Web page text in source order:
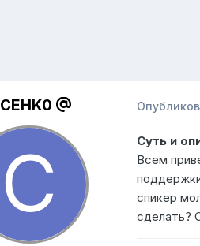
CEHK0
Суть и
Всем
спикер
сделать?